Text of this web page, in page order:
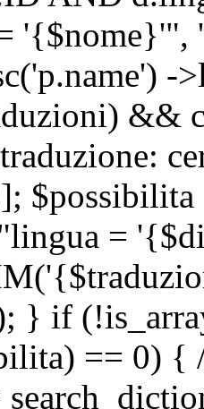
'{$nome}'",
&&
=
} if
== 0) {